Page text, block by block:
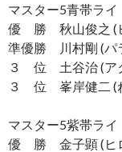
マスター5青帯ライ
優 勝 秋山俊之 (
準優勝 川村剛 (パ
３ 位 土谷治 (ア
３ 位 峯岸健二 (
マスター5紫帯ライ
優 勝 金子顕 (ヒ